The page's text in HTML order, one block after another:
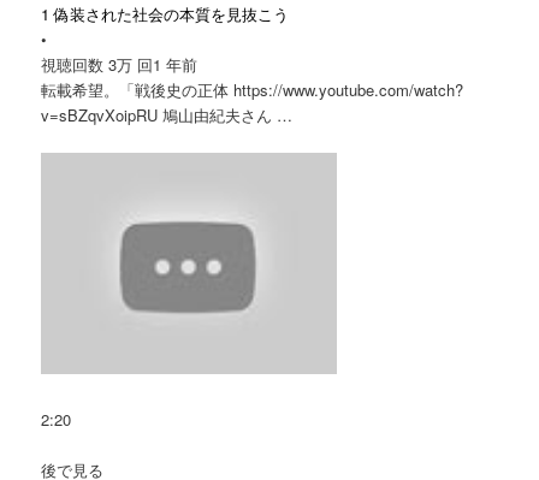
1 偽装された社会の本質を見抜こう
•
視聴回数 3万 回1 年前
転載希望。「戦後史の正体 https://www.youtube.com/watch?
v=sBZqvXoipRU 鳩山由紀夫さん …
2:20
後で見る